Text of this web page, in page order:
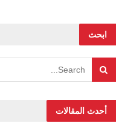
ابحث
أحدث المقالات